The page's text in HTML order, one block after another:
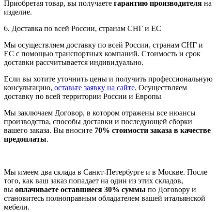
Приобретая товар, вы получаете гарантию производителя на
изделие.
6. Доставка по всей России, странам СНГ и ЕС
Мы осуществляем доставку по всей России, странам СНГ и
ЕС с помощью транспортных компаний. Стоимость и срок
доставки рассчитывается индивидуально.
Если вы хотите уточнить цены и получить профессиональную
консультацию, оставьте заявку на сайте. Осуществляем
доставку по всей территории России и Европы
Мы заключаем Договор, в котором отражены все нюансы
производства, способы доставки и последующей сборки
вашего заказа. Вы вносите 70% стоимости заказа в качестве
предоплаты.
Мы имеем два склада в Санкт-Петербурге и в Москве. После
того, как ваш заказ попадает на один из этих складов,
вы оплачиваете оставшиеся 30% суммы по Договору и
становитесь полноправным обладателем вашей итальянской
мебели.